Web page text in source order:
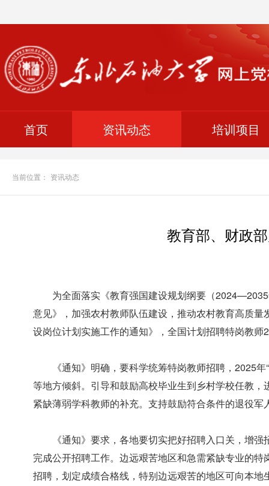
首页 资讯动态 培训项目
当前位置： 资讯动态
教育部、财政
为全面落实《教育强国建设规划纲要（
意见》，加强农村教师队伍建设，推动农村教育高质
设岗位计划实施工作的通知》，全国计划招聘特岗教师
《通知》明确，要科学统筹特岗教师招聘，2025
等地方倾斜。引导和鼓励高校毕业生到乡村学校任教
紧缺薄弱学科教师的补充。支持鼓励符合条件的退役
《通知》要求，各地要切实把好招聘入口关，增
完成公开招聘工作。边远艰苦地区和急需紧缺专业的
招聘，划定成绩合格线，特别边远艰苦的地区可向本